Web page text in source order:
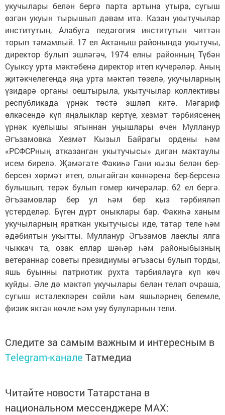
укучылары белән бергә парта артына утыра, сугыш
өзгән укуын тырышып дәвам итә. Казан укытучылар
институтын, Алабуга педагогия институтын читтән
торып тәмамлый. 17 ел Актаныш районында укытучы,
директор булып эшләгәч, 1974 елны районның Түбән
Суыксу урта мәктәбенә директор итеп күчерәләр. Аның
җитәкчелегендә яңа урта мәктәп төзелә, укучыларның
үзидарә органы оештырыла, укытучылар коллективы
республикада үрнәк төстә эшләп китә. Мәгариф
өлкәсендә күп яңалыклар кертүе, хезмәт тәрбиясенең
үрнәк куелышы ягыннан уңышлары өчен Мулланур
Әгъзамовка Хезмәт Кызыл Байрагы ордены һәм
«РСФСРның атказанган укытучысы» дигән мактаулы
исем бирелә. Җәмәгате Факиһә Гани кызы белән бер-
берсен хөрмәт итеп, олыгайган көннәренә бер-берсенә
булышып, терәк булып гомер кичерәләр. 62 ел бергә.
Әгъзамовлар бер ул һәм бер кыз тәрбияләп
үстерделәр. Бүген дүрт оныклары бар. Факиһә ханым
укучыларның яраткан укытучысы иде, татар теле һәм
әдәбиятын укытты. Мулланур Әгъзамов лаеклы ялга
чыккач та, озак еллар шәһәр һәм районыбызның
ветераннар советы президиумы әгъзасы булып торды,
яшь буынны патриотик рухта тәрбияләүгә күп көч
куйды. Әле дә мәктәп укучылары белән теләп очраша,
сугыш истәлекләрен сөйли һәм яшьләрнең белемле,
физик яктан көчле һәм уяу булуларнын тели.
Следите за самым важным и интересным в
Telegram-канале Татмедиа
Читайте новости Татарстана в
национальном мессенджере MАХ: